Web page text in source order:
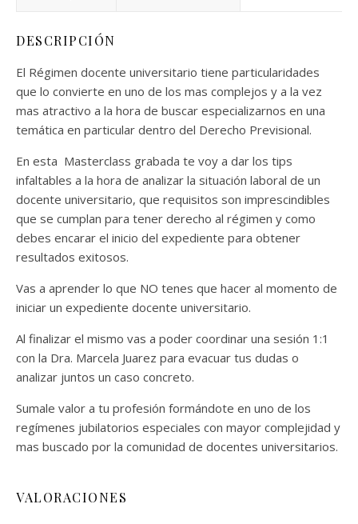
DESCRIPCIÓN
El Régimen docente universitario tiene particularidades
que lo convierte en uno de los mas complejos y a la vez
mas atractivo a la hora de buscar especializarnos en una
temática en particular dentro del Derecho Previsional.
En esta Masterclass grabada te voy a dar los tips
infaltables a la hora de analizar la situación laboral de un
docente universitario, que requisitos son imprescindibles
que se cumplan para tener derecho al régimen y como
debes encarar el inicio del expediente para obtener
resultados exitosos.
Vas a aprender lo que NO tenes que hacer al momento de
iniciar un expediente docente universitario.
Al finalizar el mismo vas a poder coordinar una sesión 1:1
con la Dra. Marcela Juarez para evacuar tus dudas o
analizar juntos un caso concreto.
Sumale valor a tu profesión formándote en uno de los
regímenes jubilatorios especiales con mayor complejidad y
mas buscado por la comunidad de docentes universitarios.
VALORACIONES